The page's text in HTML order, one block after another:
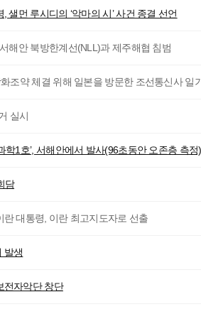
샐먼 루시디의 ‘악마의 시’ 사건 종결 선언
해안 북방한계선(NLL)과 제주해협 침범
조약 체결 위해 일본을 방문한 조선통신사 일
실시
학1호’, 서해안에서 발사(96초동안 오존층 측정)
담
란 대통령, 이란 최고지도자로 선출
발생
전자악단 창단